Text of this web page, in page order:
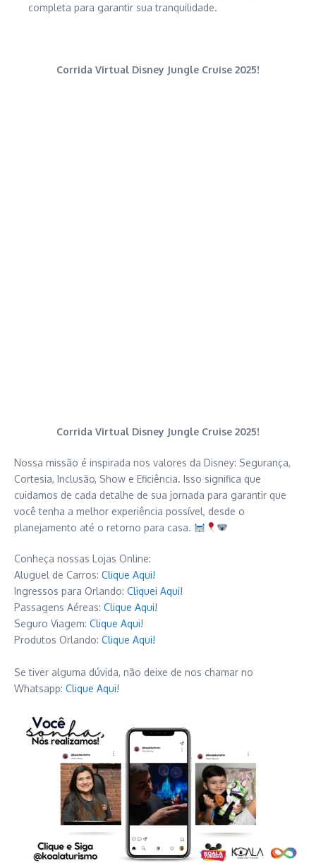
completa para garantir sua tranquilidade.
Corrida Virtual Disney Jungle Cruise 2025!
Corrida Virtual Disney Jungle Cruise 2025!
Nossa missão é inspirada nos valores da Disney: Segurança,
Cortesia, Inclusão, Show e Eficiência. Isso significa que
cuidamos de cada detalhe de sua jornada para garantir que
você tenha a melhor experiência possível, desde o
planejamento até o retorno para casa.
Conheça nossas Lojas Online:
Aluguel de Carros: Clique Aqui!
Ingressos para Orlando: Cliquei Aqui!
Passagens Aéreas: Clique Aqui!
Seguro Viagem: Clique Aqui!
Produtos Orlando: Clique Aqui!
Se tiver alguma dúvida, não deixe de nos chamar no
Whatsapp: Clique Aqui!